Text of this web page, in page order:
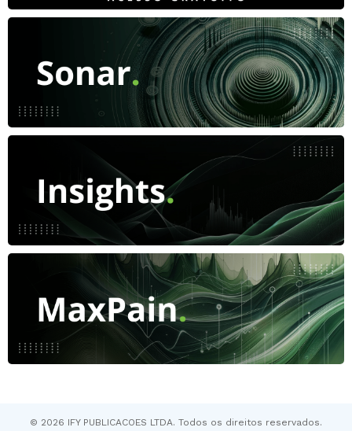
© 2026 IFY PUBLICACOES LTDA. Todos os direitos reservados.